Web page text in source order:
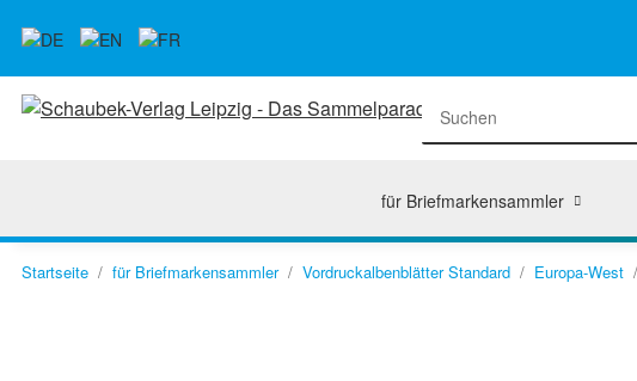
für Briefmarkensammler
Startseite für Briefmarkensammler Vordruckalbenblätter Standard Europa-West